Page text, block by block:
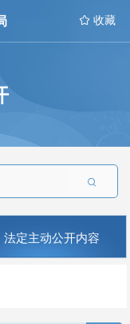
 收藏

法定主动公开内容